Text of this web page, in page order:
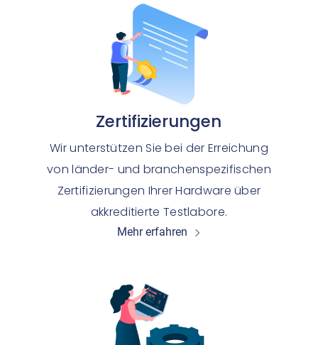
Zertifizierungen
Wir unterstützen Sie bei der Erreichung
von länder- und branchenspezifischen
Zertifizierungen Ihrer Hardware über
akkreditierte Testlabore.
Mehr erfahren